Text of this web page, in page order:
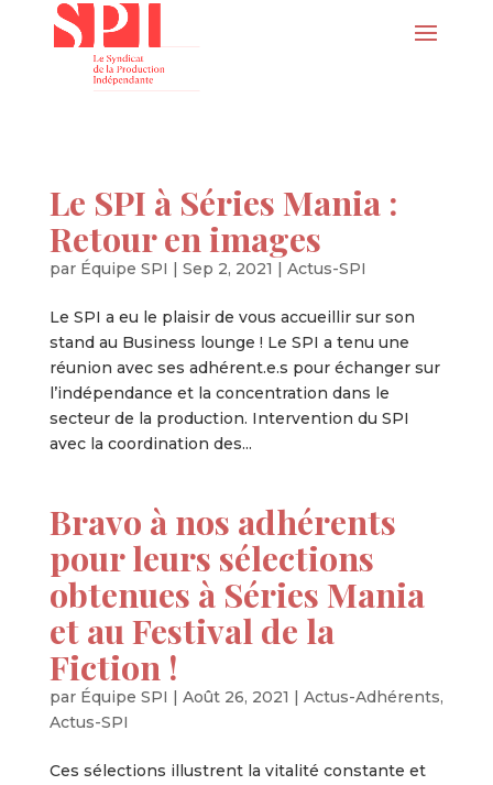
Le SPI à Séries Mania :
Retour en images
par Équipe SPI | Sep 2, 2021 | Actus-SPI
Le SPI a eu le plaisir de vous accueillir sur son
stand au Business lounge ! Le SPI a tenu une
réunion avec ses adhérent.e.s pour échanger sur
l’indépendance et la concentration dans le
secteur de la production. Intervention du SPI
avec la coordination des...
Bravo à nos adhérents
pour leurs sélections
obtenues à Séries Mania
et au Festival de la
Fiction !
par Équipe SPI | Août 26, 2021 | Actus-Adhérents,
Actus-SPI
Ces sélections illustrent la vitalité constante et